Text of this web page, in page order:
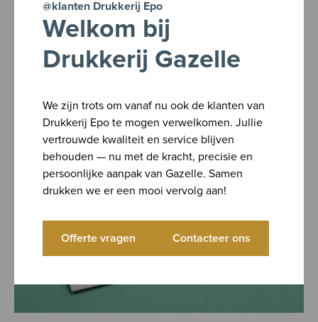
Gelegenheidsdrukwerk
@klanten Drukkerij Epo
Welkom bij
Drukkerij Gazelle
We zijn trots om vanaf nu ook de klanten van
Drukkerij Epo te mogen verwelkomen. Jullie
vertrouwde kwaliteit en service blijven
behouden — nu met de kracht, precisie en
persoonlijke aanpak van Gazelle. Samen
drukken we er een mooi vervolg aan!
Offerte vragen Contacteer ons